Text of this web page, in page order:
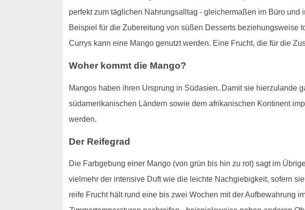
perfekt zum täglichen Nahrungsalltag - gleichermaßen im Büro
Beispiel für die Zubereitung von süßen Desserts beziehungsweise
Currys kann eine Mango genutzt werden. Eine Frucht, die für die
Woher kommt die Mango?
Mangos haben ihren Ursprung in Südasien. Damit sie hierzulande
südamerikanischen Ländern sowie dem afrikanischen Kontinent
werden.
Der Reifegrad
Die Farbgebung einer Mango (von grün bis hin zu rot) sagt im
vielmehr der intensive Duft wie die leichte Nachgiebigkeit, sofern
reife Frucht hält rund eine bis zwei Wochen mit der Aufbewahrung